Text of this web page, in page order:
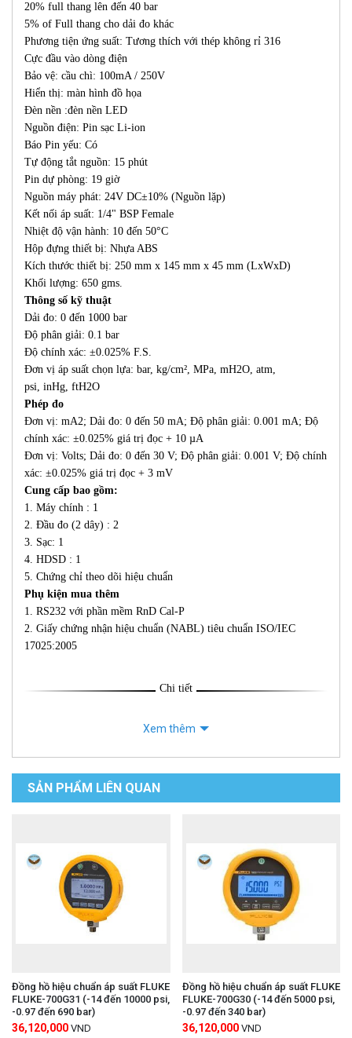
20% full thang lên đến 40 bar
5% of Full thang cho dải đo khác
Phương tiện ứng suất: Tương thích với thép không rỉ 316
Cực đầu vào dòng điện
Bảo vệ: cầu chì: 100mA / 250V
Hiển thị: màn hình đồ họa
Đèn nền :đèn nền LED
Nguồn điện: Pin sạc Li-ion
Báo Pin yếu: Có
Tự động tắt nguồn: 15 phút
Pin dự phòng: 19 giờ
Nguồn máy phát: 24V DC±10% (Nguồn lặp)
Kết nối áp suất: 1/4" BSP Female
Nhiệt độ vận hành: 10 đến 50°C
Hộp đựng thiết bị: Nhựa ABS
Kích thước thiết bị: 250 mm x 145 mm x 45 mm (LxWxD)
Khối lượng: 650 gms.
Thông số kỹ thuật
Dải đo: 0 đến 1000 bar
Độ phân giải: 0.1 bar
Độ chính xác: ±0.025% F.S.
Đơn vị áp suất chọn lựa: bar, kg/cm², MPa, mH2O, atm,
psi, inHg, ftH2O
Phép đo
Đơn vị: mA2; Dải đo: 0 đến 50 mA; Độ phân giải: 0.001 mA; Độ
chính xác: ±0.025% giá trị đọc + 10 µA
Đơn vị: Volts; Dải đo: 0 đến 30 V; Độ phân giải: 0.001 V; Độ chính
xác: ±0.025% giá trị đọc + 3 mV
Cung cấp bao gồm:
1. Máy chính : 1
2. Đầu đo (2 dây) : 2
3. Sạc: 1
4. HDSD : 1
5. Chứng chỉ theo dõi hiệu chuẩn
Phụ kiện mua thêm
1. RS232 với phần mềm RnD Cal-P
2. Giấy chứng nhận hiệu chuẩn (NABL) tiêu chuẩn ISO/IEC
17025:2005
Chi tiết
Xem thêm
SẢN PHẨM LIÊN QUAN
Đồng hồ hiệu chuẩn áp suất FLUKE
FLUKE-700G31 (-14 đến 10000 psi,
-0.97 đến 690 bar)
36,120,000 VND
Đồng hồ hiệu chuẩn áp suất FLUKE
FLUKE-700G30 (-14 đến 5000 psi,
-0.97 đến 340 bar)
36,120,000 VND